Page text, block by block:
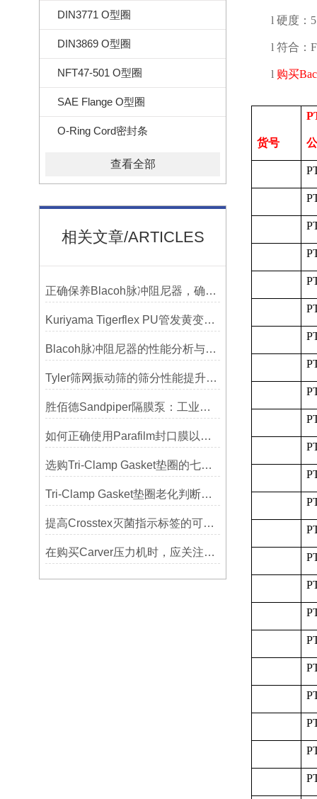
DIN3771 O型圈
DIN3869 O型圈
NFT47-501 O型圈
SAE Flange O型圈
O-Ring Cord密封条
查看全部
相关文章/ARTICLES
正确保养Blacoh脉冲阻尼器，确保长期稳定运行
Kuriyama Tigerflex PU管发黄变硬怎么办？
Blacoh脉冲阻尼器的性能分析与测试方法
Tyler筛网振动筛的筛分性能提升技巧
胜佰德Sandpiper隔膜泵：工业流体输送的可靠动力解决方案
如何正确使用Parafilm封口膜以确保实验结果的准确性？
选购Tri-Clamp Gasket垫圈的七大要点
Tri-Clamp Gasket垫圈老化判断，定期更换维护要点
提高Crosstex灭菌指示标签的可见性和识别度的方法
在购买Carver压力机时，应关注哪些性能指标？
l 硬度：
l 符合：
l 购买
货号